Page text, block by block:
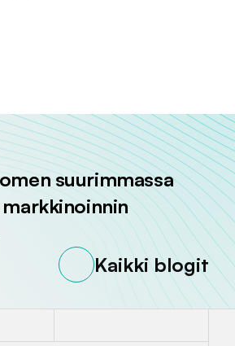
suurimmassa
Kaikki blogit